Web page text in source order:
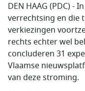
DEN HAAG (PDC) -
verrechtsing en die
verkiezingen
rechts echter wel
concluderen 31
Vlaamse
van deze stroming.